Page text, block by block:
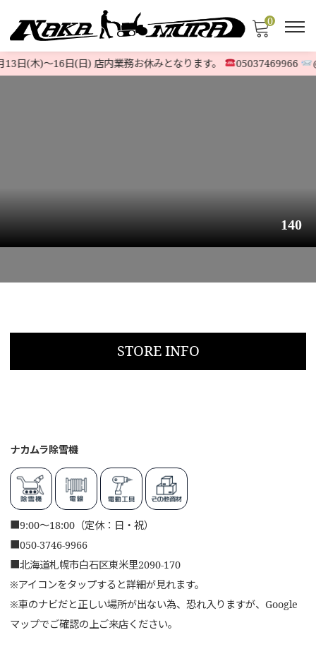
0
日(木)〜16日(日) 店内業務お休みとなります。 05037469966
140
STORE INFO
ナカムラ除雪機
■9:00～18:00（定休：日・祝）
■050-3746-9966
■北海道札幌市白石区東米里2090-170
※アイコンをタップすると詳細が見れます。
※車のナビだと正しい場所が出ない為、恐れ入りますが、Google
マップでご確認の上ご来店ください。